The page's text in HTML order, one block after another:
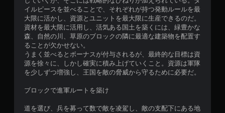
イルピースを並べることで、それぞれが持つ発動ルールを最
大限に活かし、資源とユニットを最大限に生産できるのだ。
資材を最大限に活用し、活気ある国土を築くには、緑豊かな
森、自然の川、草原のブロックの隣に最適な建築物を配置す
ることが欠かせない。
うまく並べるとボーナスが付与されるが、最終的な目標は資
源を徐々に、しかし確実に積み上げていくこと。資源は軍隊
を少しずつ増強し、王国を敵の脅威から守るために必要だ。
ブロックで進軍ルートを築け
道を選び、兵を募って数で敵を凌駕し、敵の支配下にある地